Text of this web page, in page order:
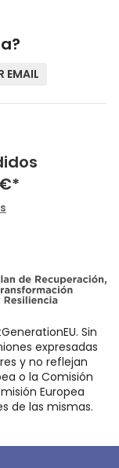
EMAIL
€*
Sin
expresadas
y no reflejan
o la Comisión
Europea
de las mismas.